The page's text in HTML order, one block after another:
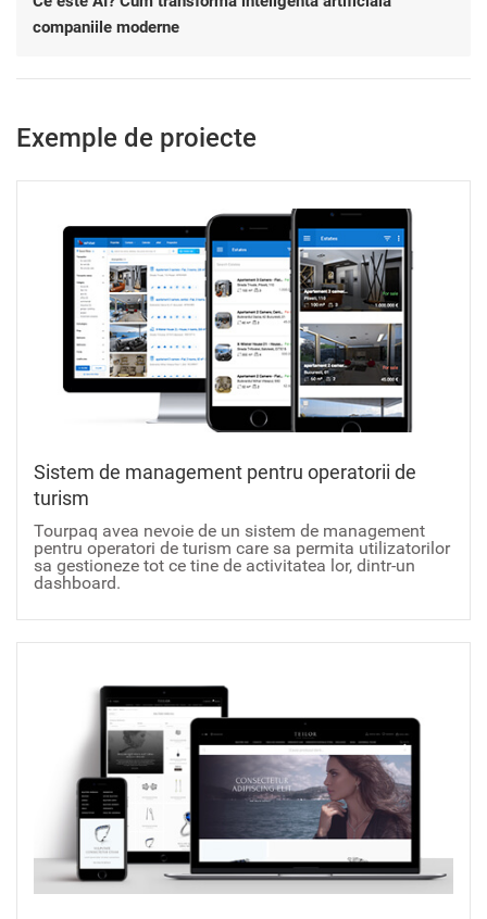
companiile moderne
Exemple de proiecte
Sistem de management pentru operatorii de
turism
Tourpaq avea nevoie de un sistem de management
pentru operatori de turism care sa permita utilizatorilor
sa gestioneze tot ce tine de activitatea lor, dintr-un
dashboard.